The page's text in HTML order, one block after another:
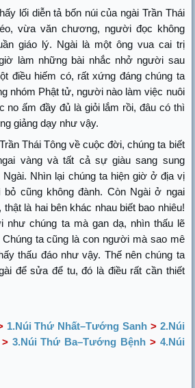
lối diễn tả bốn núi của ngài Trần Thái
vừa văn chương, người đọc không
giáo lý. Ngài là một ông vua cai trị
làm những bài nhắc nhở người sau
điều hiếm có, rất xứng đáng chúng ta
nhóm Phật tử, người nào làm việc nuôi
no ấm đầy đủ là giỏi lắm rồi, đâu có thì
giảng dạy như vậy.
Thái Tông về cuộc đời, chúng ta biết
vàng và tất cả sự giàu sang sung
Nhìn lại chúng ta hiện giờ ở địa vị
bỏ cũng không đành. Còn Ngài ở ngai
là hai bên khác nhau biết bao nhiêu!
như chúng ta mà gan dạ, nhìn thấu lẽ
ta cũng là con người mà sao mê
thấu đáo như vậy. Thế nên chúng ta
để sửa để tu, đó là điều rất cần thiết
1.Núi Thứ Nhất–Tướng Sanh> 2.Núi
3.Núi Thứ Ba–Tướng Bệnh> 4.Núi